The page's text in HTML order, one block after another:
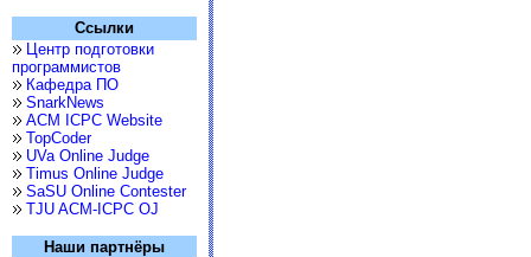
Ссылки
Центр подготовки
программистов
Кафедра ПО
SnarkNews
ACM ICPC Website
TopCoder
UVa Online Judge
Timus Online Judge
SaSU Online Contester
TJU ACM-ICPC OJ
Наши партнёры